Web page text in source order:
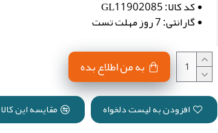
کد کالا:GL11902085
گارانتی:7 روز مهلت تست
به من اطلاع بده
افزودن به لیست دلخواه مقایسه این کالا